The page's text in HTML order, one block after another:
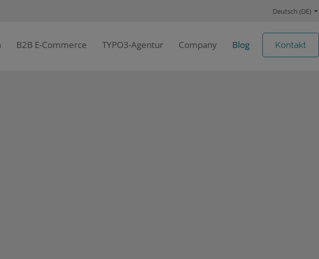
Deutsch (DE)
B2B E-Commerce TYPO3-Agentur Company Blog Kontakt